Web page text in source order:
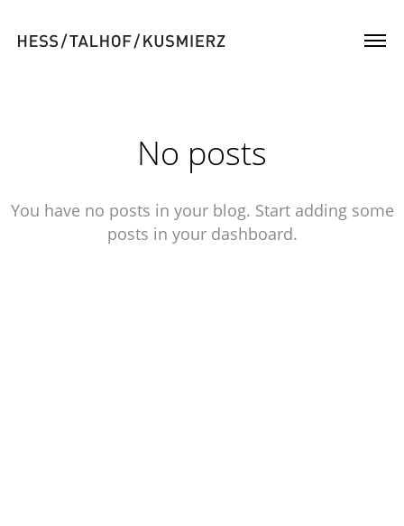
No posts
You have no posts in your blog. Start adding some
posts in your dashboard.